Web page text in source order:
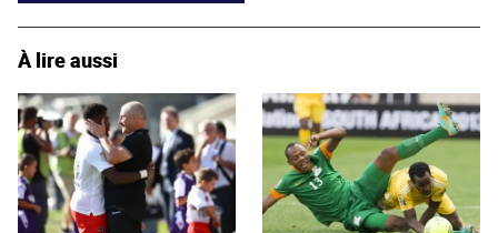
À lire aussi